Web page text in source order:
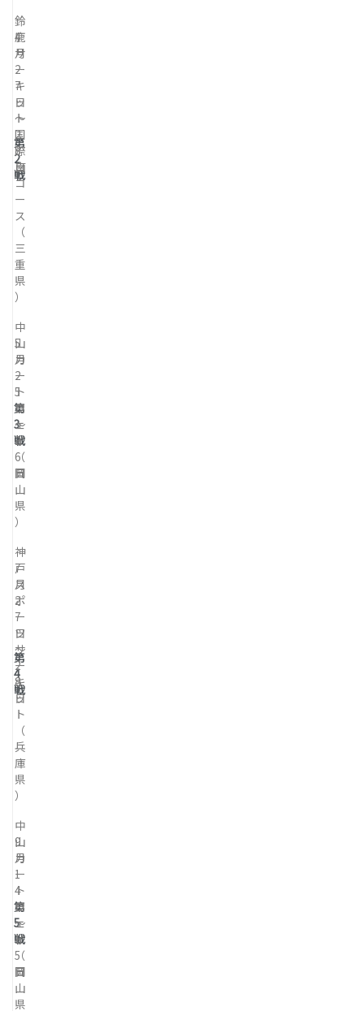
第
2
戦
4
月
2
7
日
～
2
8
日
鈴
鹿
サ
ー
キ
ッ
ト
国
際
南
コ
ー
ス
（
三
重
県
）
第
3
戦
5
月
2
5
日
～
2
6
日
中
山
カ
ー
ト
ウ
ェ
イ
（
岡
山
県
）
第
4
戦
7
月
2
7
日
～
2
8
日
神
戸
ス
ポ
ー
ツ
サ
ー
キ
ッ
ト
（
兵
庫
県
）
第
5
戦
9
月
1
4
日
～
1
5
日
中
山
カ
ー
ト
ウ
ェ
イ
（
岡
山
県